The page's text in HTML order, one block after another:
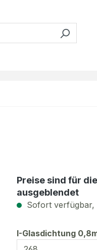
Preise sind für
ausgeblendet
Sofort verfügbar,
I-Glasdichtung